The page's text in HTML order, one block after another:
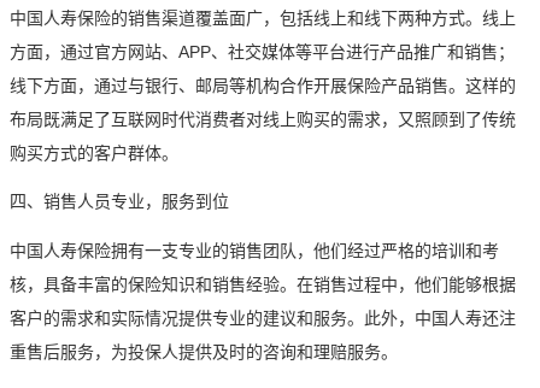
中国人寿保险的销售渠道覆盖面广，包括线上和线下两种方式。线上
方面，通过官方网站、APP、社交媒体等平台进行产品推广和销售；
线下方面，通过与银行、邮局等机构合作开展保险产品销售。这样的
布局既满足了互联网时代消费者对线上购买的需求，又照顾到了传统
购买方式的客户群体。
四、销售人员专业，服务到位
中国人寿保险拥有一支专业的销售团队，他们经过严格的培训和考
核，具备丰富的保险知识和销售经验。在销售过程中，他们能够根据
客户的需求和实际情况提供专业的建议和服务。此外，中国人寿还注
重售后服务，为投保人提供及时的咨询和理赔服务。